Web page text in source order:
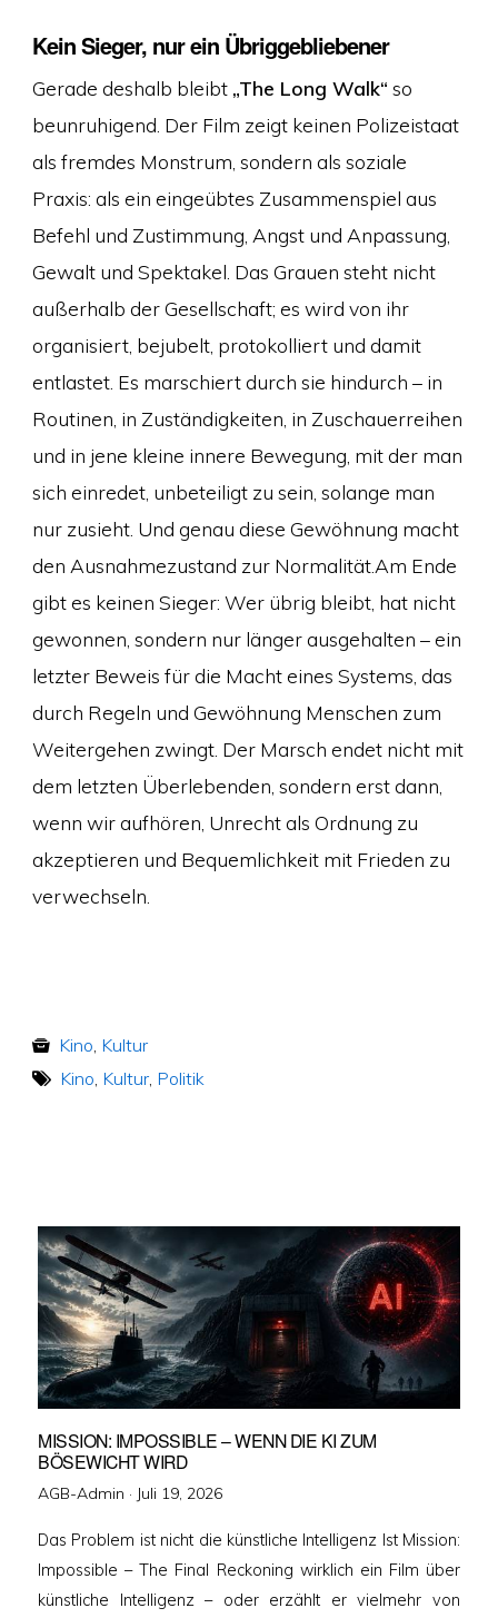
Kein Sieger, nur ein Übriggebliebener
Gerade deshalb bleibt „The Long Walk“ so
beunruhigend. Der Film zeigt keinen Polizeistaat
als fremdes Monstrum, sondern als soziale
Praxis: als ein eingeübtes Zusammenspiel aus
Befehl und Zustimmung, Angst und Anpassung,
Gewalt und Spektakel. Das Grauen steht nicht
außerhalb der Gesellschaft; es wird von ihr
organisiert, bejubelt, protokolliert und damit
entlastet. Es marschiert durch sie hindurch – in
Routinen, in Zuständigkeiten, in Zuschauerreihen
und in jene kleine innere Bewegung, mit der man
sich einredet, unbeteiligt zu sein, solange man
nur zusieht. Und genau diese Gewöhnung macht
den Ausnahmezustand zur Normalität.Am Ende
gibt es keinen Sieger: Wer übrig bleibt, hat nicht
gewonnen, sondern nur länger ausgehalten – ein
letzter Beweis für die Macht eines Systems, das
durch Regeln und Gewöhnung Menschen zum
Weitergehen zwingt. Der Marsch endet nicht mit
dem letzten Überlebenden, sondern erst dann,
wenn wir aufhören, Unrecht als Ordnung zu
akzeptieren und Bequemlichkeit mit Frieden zu
verwechseln.
Kino Kultur
Kino Kultur, Politik
MISSION: IMPOSSIBLE – WENN DIE KI ZUM
BÖSEWICHT WIRD
AGB-Admin · Veröffentlicht
Juli 19, 2026
Das Problem ist nicht die künstliche Intelligenz Ist Mission:
Impossible – The Final Reckoning wirklich ein Film über
künstliche Intelligenz – oder erzählt er vielmehr von